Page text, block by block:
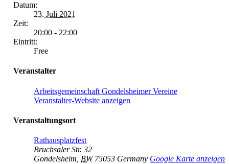
Datum:
23. Juli 2021
Zeit:
20:00 - 22:00
Eintritt:
Free
Veranstalter
Arbeitsgemeinschaft Gondelsheimer Vereine
Veranstalter-Website anzeigen
Veranstaltungsort
Rathausplatzfest
Bruchsaler Str. 32
Gondelsheim BW 75053 Germany Google Karte anzeigen